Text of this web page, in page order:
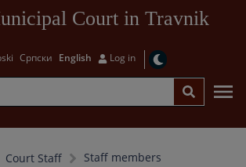
Court in Travnik
Српски English Log in
Court Staff Staff members